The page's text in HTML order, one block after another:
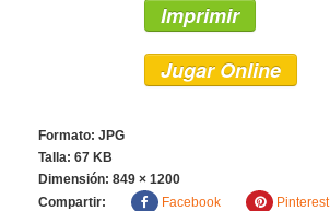
Imprimir
Jugar Online
Formato: JPG
Talla: 67 KB
Dimensión: 849 × 1200
Compartir:
Facebook Pinterest